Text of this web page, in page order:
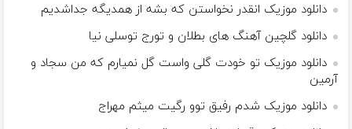
دانلود موزیک انقدر نخواستن که بشه از همدیگه جداشدیم
دانلود گلچین آهنگ های بطلان و تورج توسلی نیا
دانلود موزیک تو خودت گلی واست گل نمیارم که من سجاد و
آرمین
دانلود موزیک شدم رفیق توو رگیت میثم مهراج